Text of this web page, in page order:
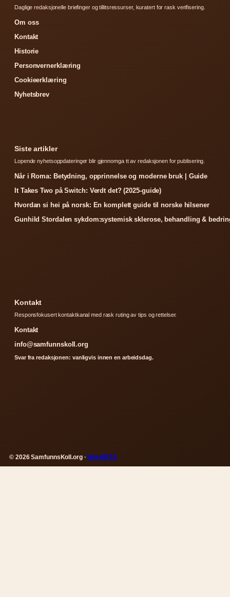
Daglige redaksjonelle briefinger og tillitsressurser, kuratert for rask verifisering.
Om oss
Kontakt
Historie
Personvernerklæring
Cookieerklæring
Nyhetsbrev
Siste artikler
Lopende nyhetsoppdateringer blir gjennomga tt av redaksjonen for publisering.
Når i Roma: Betydning, opprinnelse og moderne bruk | Guide
It Takes Two på Switch: Verdt det? (2025-guide)
Hvordan si hei på norsk: En komplett guide til norske hilsener
Gunhild Stordalen sykdom:systemisk sklerose, behandling &
Kontakt
Responsfokusert kontaktkanal med rask ruting av tips og rettelser.
Kontakt
info@samfunnskoll.org
Svar fra redaksjonen: vanligvis innen en arbeidsdag.
© 2026 SamfunnsKoll.org ·WorldRSS